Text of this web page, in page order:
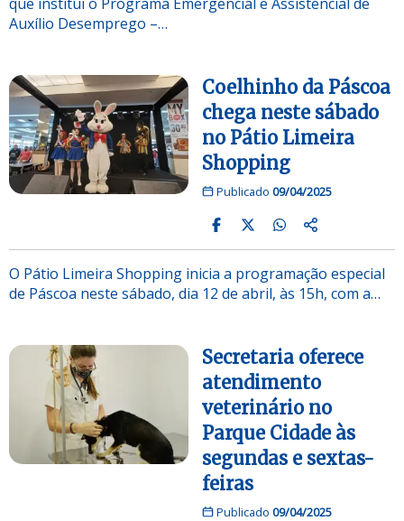
Auxílio Desemprego –…
Coelhinho da Páscoa
chega neste sábado
no Pátio Limeira
Shopping
Publicado 09/04/2025
O Pátio Limeira Shopping inicia a programação especial
de Páscoa neste sábado, dia 12 de abril, às 15h, com a…
Secretaria oferece
atendimento
veterinário no
Parque Cidade às
segundas e sextas-
feiras
Publicado 09/04/2025